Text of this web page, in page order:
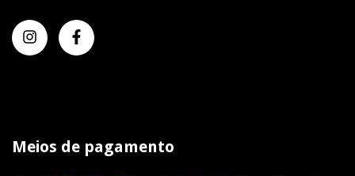
Meios de pagamento